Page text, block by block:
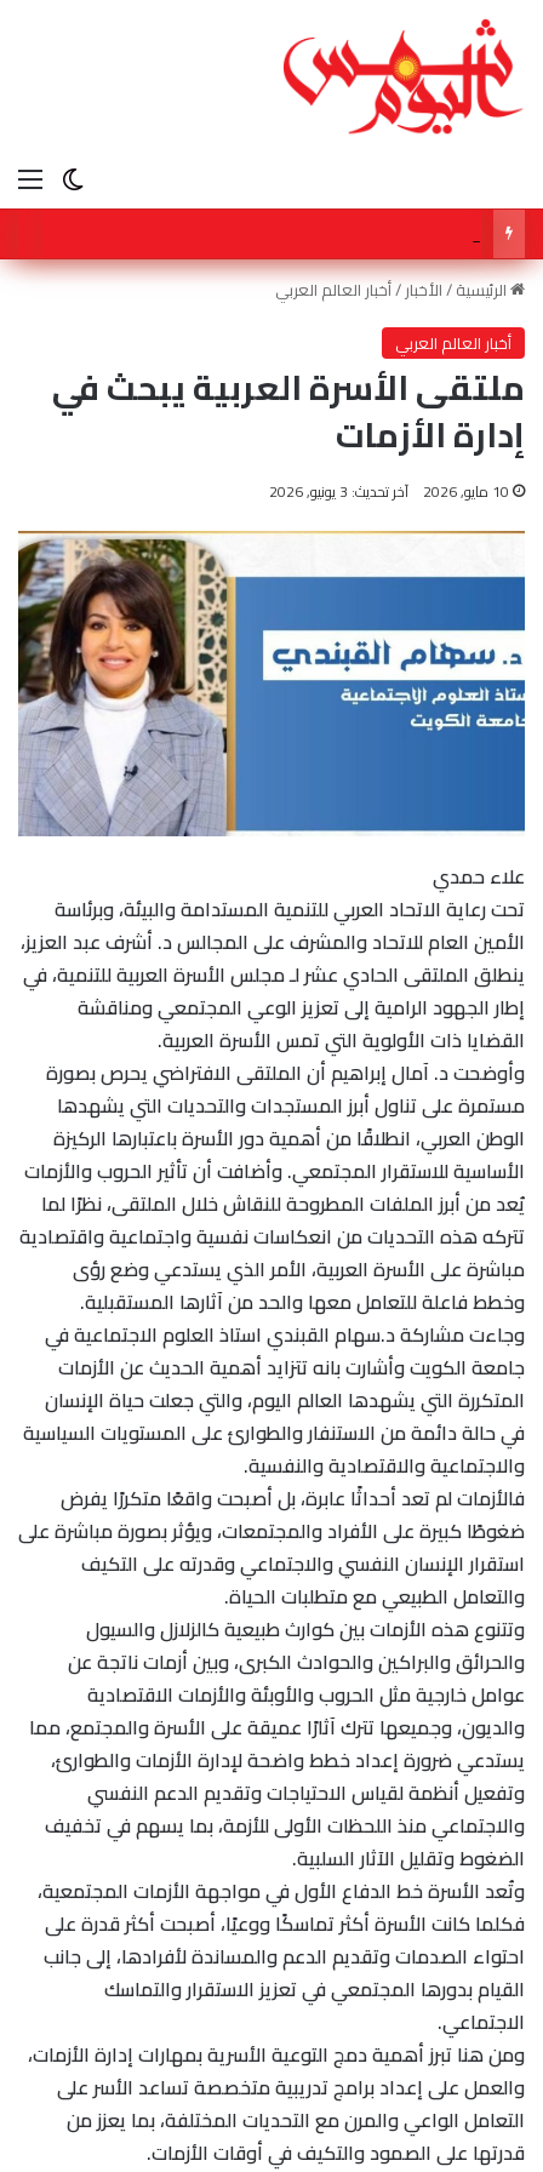
محمد صالح هشلان… عندما تصبح النصيحة محتوى
الرئيسية/الأخبار/أخبار العالم العربي
أخبار العالم العربي
ملتقى الأسرة العربية يبحث في
إدارة الأزمات
10 مايو, 2026 آخر تحديث: 3 يونيو, 2026
علاء حمدي
تحت رعاية الاتحاد العربي للتنمية المستدامة والبيئة، وبرئاسة
الأمين العام للاتحاد والمشرف على المجالس د. أشرف عبد العزيز،
ينطلق الملتقى الحادي عشر لـ مجلس الأسرة العربية للتنمية، في
إطار الجهود الرامية إلى تعزيز الوعي المجتمعي ومناقشة
القضايا ذات الأولوية التي تمس الأسرة العربية.
وأوضحت د. آمال إبراهيم أن الملتقى الافتراضي يحرص بصورة
مستمرة على تناول أبرز المستجدات والتحديات التي يشهدها
الوطن العربي، انطلاقًا من أهمية دور الأسرة باعتبارها الركيزة
الأساسية للاستقرار المجتمعي. وأضافت أن تأثير الحروب والأزمات
يُعد من أبرز الملفات المطروحة للنقاش خلال الملتقى، نظرًا لما
تتركه هذه التحديات من انعكاسات نفسية واجتماعية واقتصادية
مباشرة على الأسرة العربية، الأمر الذي يستدعي وضع رؤى
وخطط فاعلة للتعامل معها والحد من آثارها المستقبلية.
وجاءت مشاركة د.سهام القبندي استاذ العلوم الاجتماعية في
جامعة الكويت وأشارت بانه تتزايد أهمية الحديث عن الأزمات
المتكررة التي يشهدها العالم اليوم، والتي جعلت حياة الإنسان
في حالة دائمة من الاستنفار والطوارئ على المستويات السياسية
والاجتماعية والاقتصادية والنفسية.
فالأزمات لم تعد أحداثًا عابرة، بل أصبحت واقعًا متكررًا يفرض
ضغوطًا كبيرة على الأفراد والمجتمعات، ويؤثر بصورة مباشرة على
استقرار الإنسان النفسي والاجتماعي وقدرته على التكيف
والتعامل الطبيعي مع متطلبات الحياة.
وتتنوع هذه الأزمات بين كوارث طبيعية كالزلازل والسيول
والحرائق والبراكين والحوادث الكبرى، وبين أزمات ناتجة عن
عوامل خارجية مثل الحروب والأوبئة والأزمات الاقتصادية
والديون، وجميعها تترك آثارًا عميقة على الأسرة والمجتمع، مما
يستدعي ضرورة إعداد خطط واضحة لإدارة الأزمات والطوارئ،
وتفعيل أنظمة لقياس الاحتياجات وتقديم الدعم النفسي
والاجتماعي منذ اللحظات الأولى للأزمة، بما يسهم في تخفيف
الضغوط وتقليل الآثار السلبية.
وتُعد الأسرة خط الدفاع الأول في مواجهة الأزمات المجتمعية،
فكلما كانت الأسرة أكثر تماسكًا ووعيًا، أصبحت أكثر قدرة على
احتواء الصدمات وتقديم الدعم والمساندة لأفرادها، إلى جانب
القيام بدورها المجتمعي في تعزيز الاستقرار والتماسك
الاجتماعي.
ومن هنا تبرز أهمية دمج التوعية الأسرية بمهارات إدارة الأزمات،
والعمل على إعداد برامج تدريبية متخصصة تساعد الأسر على
التعامل الواعي والمرن مع التحديات المختلفة، بما يعزز من
قدرتها على الصمود والتكيف في أوقات الأزمات.